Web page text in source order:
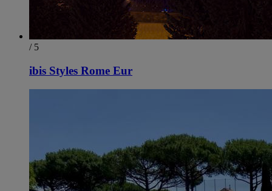
/ 5
ibis Styles Rome Eur